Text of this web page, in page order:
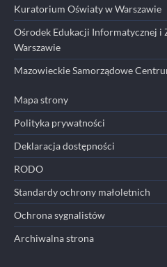
Kuratorium Oświaty w Warszawie
Ośrodek Edukacji Informatycznej
Warszawie
Mazowieckie Samorządowe
Mapa strony
Polityka prywatności
Deklaracja dostępności
RODO
Standardy ochrony małoletnich
Ochrona sygnalistów
Archiwalna strona